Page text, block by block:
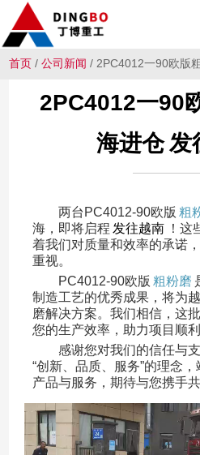
首页 /公司新闻 / 2PC4012一90欧版
2PC4012一90
海进仓发
两台PC4012-90欧版 粗
海，即将启程 发往越南 ！这
着我们对质量和效率的承诺
重视。
PC4012-90欧版 粗粉磨
制造工艺的优秀成果，将为
磨解决方案。我们相信，这
您的生产效率，助力项目顺利
感谢您对我们的信任与
“创新、品质、服务”的理念
产品与服务，期待与您携手